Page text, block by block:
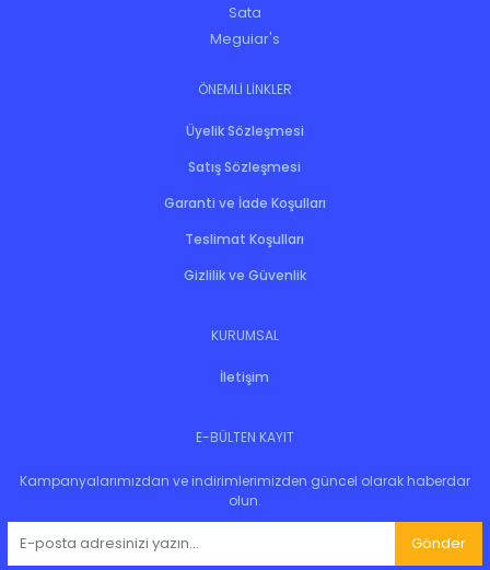
Sata
Meguiar's
ÖNEMLİ LİNKLER
Üyelik Sözleşmesi
Satış Sözleşmesi
Garanti ve İade Koşulları
Teslimat Koşulları
Gizlilik ve Güvenlik
KURUMSAL
İletişim
E-BÜLTEN KAYIT
Kampanyalarımızdan ve indirimlerimizden güncel olarak haberdar
olun.
Gönder